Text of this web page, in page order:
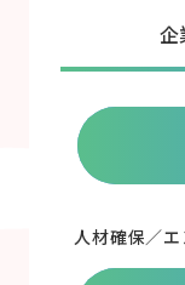
企
人材確保／